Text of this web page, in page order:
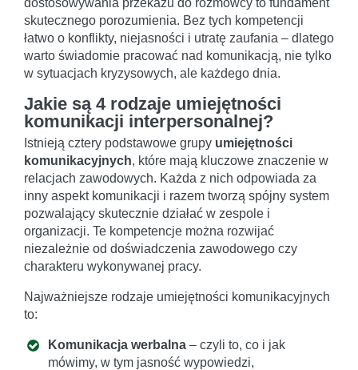
skutecznego porozumienia. Bez tych kompetencji
łatwo o konflikty, niejasności i utratę zaufania – dlatego
warto świadomie pracować nad komunikacją, nie tylko
w sytuacjach kryzysowych, ale każdego dnia.
Jakie są 4 rodzaje umiejętności
komunikacji interpersonalnej?
Istnieją cztery podstawowe grupy umiejętności
komunikacyjnych, które mają kluczowe znaczenie w
relacjach zawodowych. Każda z nich odpowiada za
inny aspekt komunikacji i razem tworzą spójny system
pozwalający skutecznie działać w zespole i
organizacji. Te kompetencje można rozwijać
niezależnie od doświadczenia zawodowego czy
charakteru wykonywanej pracy.
Najważniejsze rodzaje umiejętności komunikacyjnych
to:
Komunikacja werbalna – czyli to, co i jak
mówimy, w tym jasność wypowiedzi,